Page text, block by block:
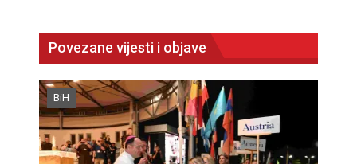
Povezane vijesti i objave
BiH